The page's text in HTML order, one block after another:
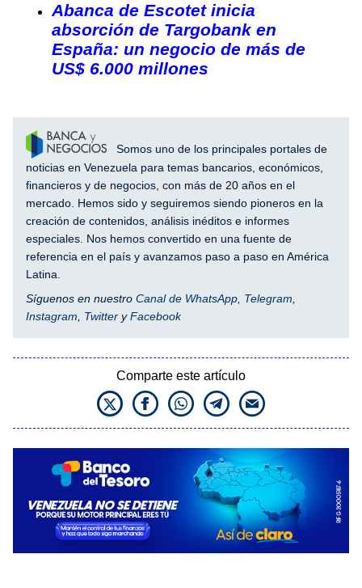
Abanca de Escotet inicia
absorción de Targobank en
España: un negocio de más de
US$ 6.000 millones
Somos uno de los principales portales de
noticias en Venezuela para temas bancarios, económicos,
financieros y de negocios, con más de 20 años en el
mercado. Hemos sido y seguiremos siendo pioneros en la
creación de contenidos, análisis inéditos e informes
especiales. Nos hemos convertido en una fuente de
referencia en el país y avanzamos paso a paso en América
Latina.
Síguenos en nuestro Canal de WhatsApp Telegram
Instagram
Twitter yFacebook
Comparte este artículo